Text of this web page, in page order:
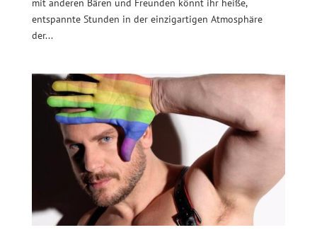
mit anderen Bären und Freunden könnt ihr heiße,
entspannte Stunden in der einzigartigen Atmosphäre
der...